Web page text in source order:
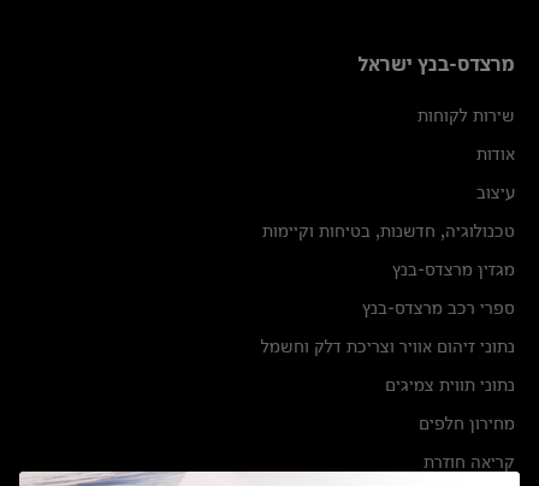
מרצדס-בנץ ישראל
שירות לקוחות
אודות
עיצוב
טכנולוגיה, חדשנות, בטיחות וקיימות
מגזין מרצדס-בנץ
ספרי רכב מרצדס-בנץ
נתוני זיהום אוויר וצריכת דלק וחשמל
נתוני תווית צמיגים
מחירון חלפים
קריאה חוזרת